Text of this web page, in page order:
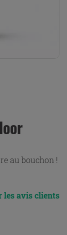
au bouchon !
les avis clients